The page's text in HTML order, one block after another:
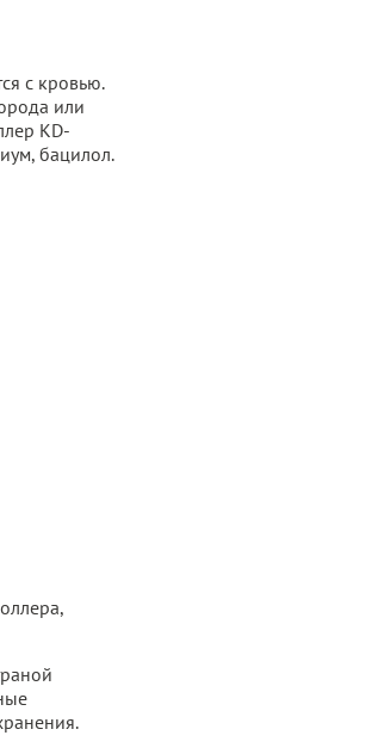
с кровью.
или
KD-
бацилол.